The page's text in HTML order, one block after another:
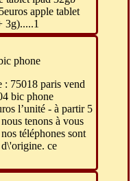
apple tablet
3g).....1
phone
75018 paris vend
bic phone
l’unité - à partir 5
tenons à vous
téléphones sont
ce